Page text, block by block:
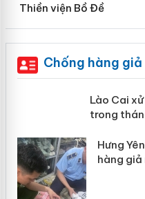
Thiền viện Bồ Đề
Chống hàng giả
Lào Cai
mại